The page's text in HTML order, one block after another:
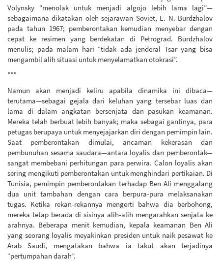
Volynsky “menolak untuk menjadi algojo lebih lama lagi”—
sebagaimana dikatakan oleh sejarawan Soviet, E. N. Burdzhalov
pada tahun 1967; pemberontakan kemudian menyebar dengan
cepat ke resimen yang berdekatan di Petrograd. Burdzhalov
menulis; pada malam hari “tidak ada jenderal Tsar yang bisa
mengambil alih situasi untuk menyelamatkan otokrasi”.
***
Namun akan menjadi keliru apabila dinamika ini dibaca—
terutama—sebagai gejala dari keluhan yang tersebar luas dan
lama di dalam angkatan bersenjata dan pasukan keamanan.
Mereka telah berbuat lebih banyak; maka sebagai gantinya, para
petugas berupaya untuk menyejajarkan diri dengan pemimpin lain.
Saat pemberontakan dimulai, ancaman kekerasan dan
pembunuhan sesama saudara—antara loyalis dan pemberontak—
sangat membebani perhitungan para perwira. Calon loyalis akan
sering mengikuti pemberontakan untuk menghindari pertikaian. Di
Tunisia, pemimpin pemberontakan terhadap Ben Ali menggalang
dua unit tambahan dengan cara berpura-pura melaksanakan
tugas. Ketika rekan-rekannya mengerti bahwa dia berbohong,
mereka tetap berada di sisinya alih-alih mengarahkan senjata ke
arahnya. Beberapa menit kemudian, kepala keamanan Ben Ali
yang seorang loyalis meyakinkan presiden untuk naik pesawat ke
Arab Saudi, mengatakan bahwa ia takut akan terjadinya
“pertumpahan darah”.